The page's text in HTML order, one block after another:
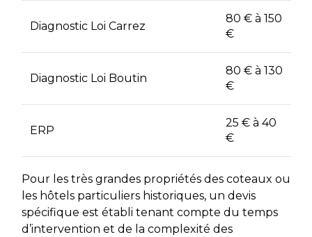
Diagnostic Loi Carrez
80 € à 150
€
Diagnostic Loi Boutin
80 € à 130
€
ERP
25 € à 40
€
Pour les très grandes propriétés des coteaux ou
les hôtels particuliers historiques, un devis
spécifique est établi tenant compte du temps
d’intervention et de la complexité des